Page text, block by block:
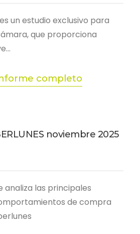
un estudio exclusivo para
que proporciona
completo
noviembre 2025
analiza las principales
de compra